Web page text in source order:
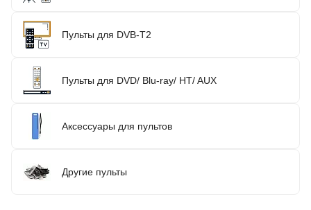
Пульты для DVB-T2
Пульты для DVD/ Blu-ray/ HT/ AUX
Аксессуары для пультов
Другие пульты